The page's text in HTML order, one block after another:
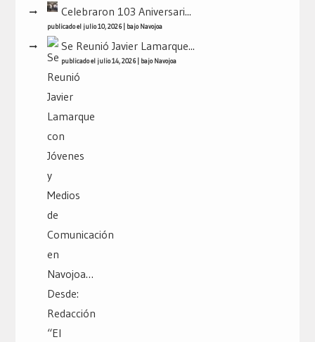
Celebraron 103 Aniversari...
publicado el julio 10, 2026| bajo Navojoa
Se Reunió Javier Lamarque...
publicado el julio 14, 2026| bajo Navojoa